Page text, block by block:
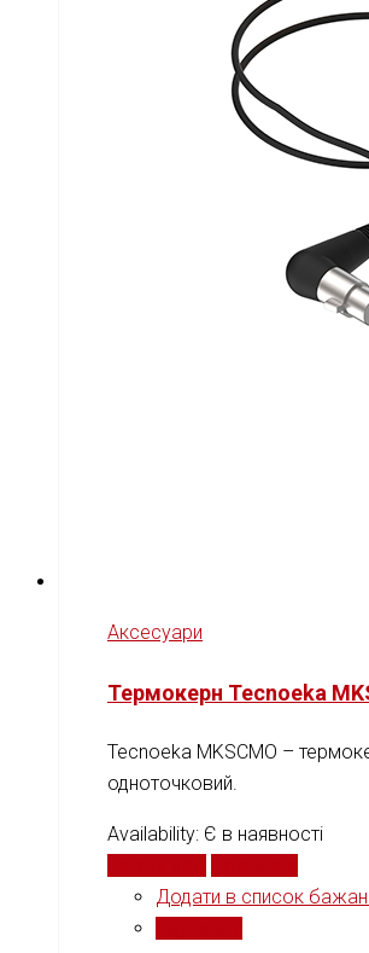
Аксесуари
Термокерн Tecnoeka
Tecnoeka MKSCMO –
одноточковий.
Availability: Є в наявності
Додати в список